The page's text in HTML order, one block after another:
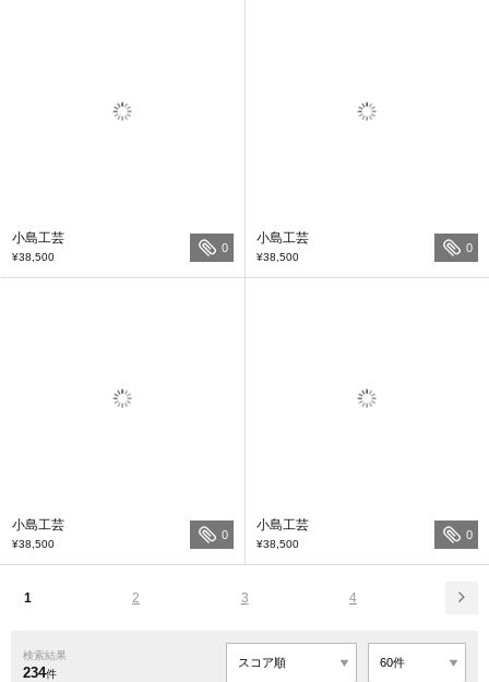
小島工芸
¥38,500
0
小島工芸
¥38,500
0
小島工芸
¥38,500
0
小島工芸
¥38,500
0
1 2 3 4
検索結果
234件